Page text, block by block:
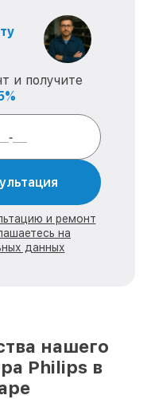
и получите
и ремонт
на
данных
нашего
Philips в